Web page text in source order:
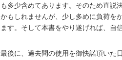
も多少含めてあります。そのため直説
かもしれませんが、少し多めに負荷を
ます。そして本書をやり遂げれば、自
最後に、過去問の使用を御快諾頂いた